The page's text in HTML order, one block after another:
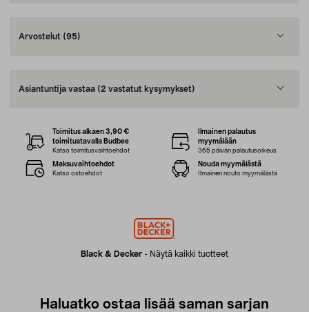
Arvostelut (95)
Asiantuntija vastaa (2 vastatut kysymykset)
Black & Decker - Näytä kaikki tuotteet
Toimitus alkaen 3,90 €
toimitustavalla Budbee
Katso toimitusvaihtoehdot
Ilmainen palautus
myymälään
365 päivän palautusoikeus
Maksuvaihtoehdot
Katso ostoehdot
Nouda myymälästä
Ilmainen nouto myymälästä
Haluatko ostaa lisää saman sarjan